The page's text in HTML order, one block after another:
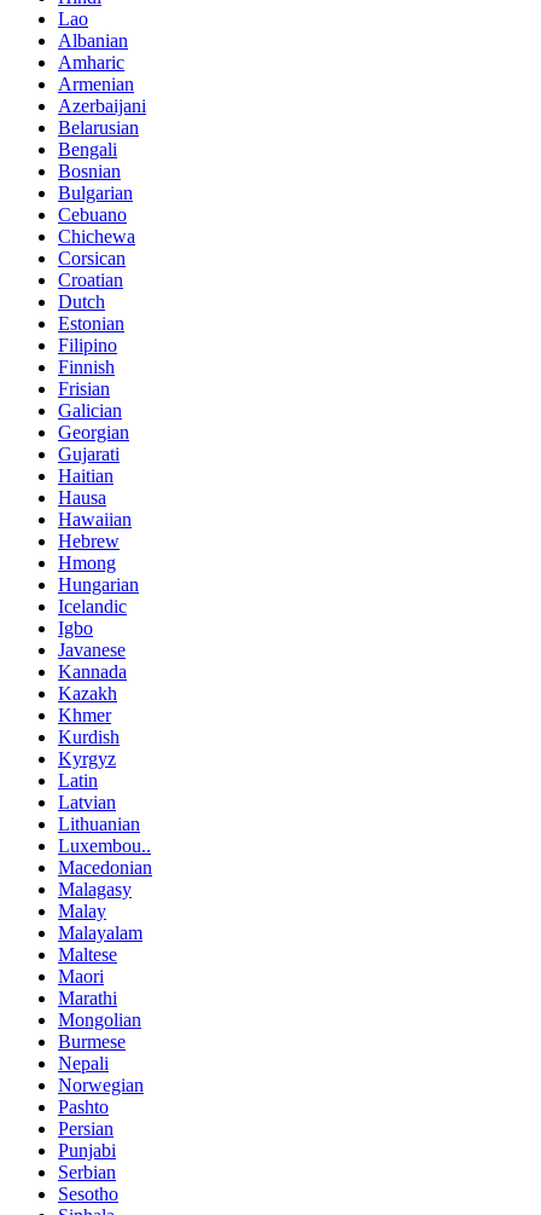
Lao
Albanian
Amharic
Armenian
Azerbaijani
Belarusian
Bengali
Bosnian
Bulgarian
Cebuano
Chichewa
Corsican
Croatian
Dutch
Estonian
Filipino
Finnish
Frisian
Galician
Georgian
Gujarati
Haitian
Hausa
Hawaiian
Hebrew
Hmong
Hungarian
Icelandic
Igbo
Javanese
Kannada
Kazakh
Khmer
Kurdish
Kyrgyz
Latin
Latvian
Lithuanian
Luxembou..
Macedonian
Malagasy
Malay
Malayalam
Maltese
Maori
Marathi
Mongolian
Burmese
Nepali
Norwegian
Pashto
Persian
Punjabi
Serbian
Sesotho